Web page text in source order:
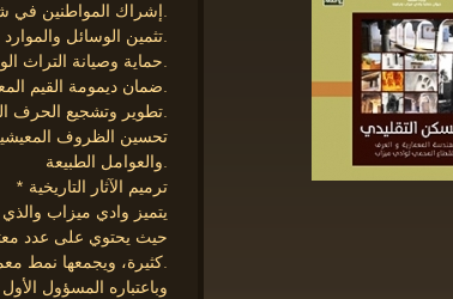
- إشراك المواطنين في شؤون إدارة أحيائهم وتوعيتهم بدورهم في حماية تراثهم.
- تثمين الوسائل والموارد البشرية والمواد المحلية.
- حماية وصيانة التراث الوطني والعالمي.
- ضمان ديمومة القيم المعمارية للقصور.
- تطوير وتشجيع الحرف التقليدية.
والعوامل الطبيعة.
* ترميم الآثار التاريخية
يتميز وادي ميزاب
حيث يحتوي على عدد
كثيرة، ويجمعها نمط معماري واحد يتسم بالوحدة والتناسق.
وباعتباره المسؤول